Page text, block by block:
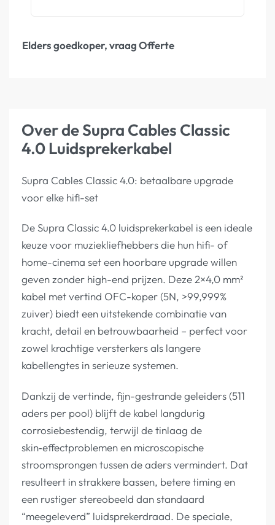
Elders goedkoper, vraag Offerte
Over de Supra Cables Classic
4.0 Luidsprekerkabel
Supra Cables Classic 4.0: betaalbare upgrade
voor elke hifi-set
De Supra Classic 4.0 luidsprekerkabel is een ideale
keuze voor muziekliefhebbers die hun hifi- of
home-cinema set een hoorbare upgrade willen
geven zonder high-end prijzen. Deze 2×4,0 mm²
kabel met vertind OFC-koper (5N, >99,999%
zuiver) biedt een uitstekende combinatie van
kracht, detail en betrouwbaarheid – perfect voor
zowel krachtige versterkers als langere
kabellengtes in serieuze systemen.
Dankzij de vertinde, fijn-gestrande geleiders (511
aders per pool) blijft de kabel langdurig
corrosiebestendig, terwijl de tinlaag de
skin‑effectproblemen en microscopische
stroomsprongen tussen de aders vermindert. Dat
resulteert in strakkere bassen, betere timing en
een rustiger stereobeeld dan standaard
“meegeleverd” luidsprekerdraad. De speciale,